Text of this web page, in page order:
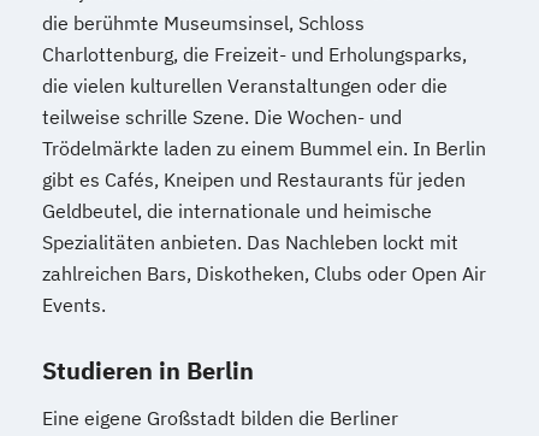
Wirtschaftsingenieurwesen Lebensmittel
(B. Eng.) 6 oder 7 Semester
Wirtschaftsingenieurwesen Logistik (B.
Eng.) 6 ode 7 Semester
Wirtschaftsingenieurwesen für Ingenieure
Wirtschaftsingenieurwesen für
Wirtschaftswissenschaftler
Wirtschafts­ingenieur­wesen
Fahrzeugtechnik
Wirtschafts­ingenieur­wesen
Wirtschafts­ingenieur­wesen Mechatronik
Wirtschafts­ingenieur­wesen Medizintechnik
die berühmte Museumsinsel, Schloss
Charlottenburg, die Freizeit- und Erholungsparks,
die vielen kulturellen Veranstaltungen oder die
teilweise schrille Szene. Die Wochen- und
Trödelmärkte laden zu einem Bummel ein. In Berlin
gibt es Cafés, Kneipen und Restaurants für jeden
Geldbeutel, die internationale und heimische
Spezialitäten anbieten. Das Nachleben lockt mit
zahlreichen Bars, Diskotheken, Clubs oder Open Air
Events.
Studieren in Berlin
Eine eigene Großstadt bilden die Berliner